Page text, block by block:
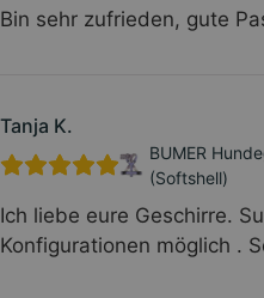
Bin sehr zufrieden, gute
Tanja K.
BUMER
(Softshell)
Ich liebe eure Geschirre.
Konfigurationen möglich .